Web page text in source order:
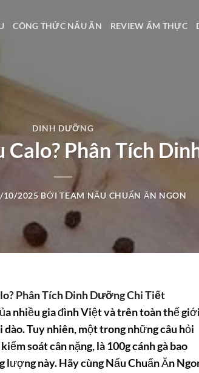
CÔNG THỨC NẤU ĂN REVIEW ẨM THỰC
DINH DƯỠNG
Calo? Phân Tích
10/2025 BỞITEAM NẤU CHUẨN ĂN NGON
Phân Tích Dinh Dưỡng Chi Tiết
nhiều gia đình Việt và trên toàn thế
Tuy nhiên, một trong những câu hỏi
soát cân nặng, là100g cánh gà bao
lượng này. Hãy cùng Nấu Chuẩn Ăn